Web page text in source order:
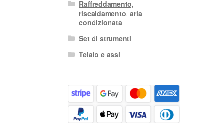
Raffreddamento,
riscaldamento, aria
condizionata
Set di strumenti
Telaio e assi